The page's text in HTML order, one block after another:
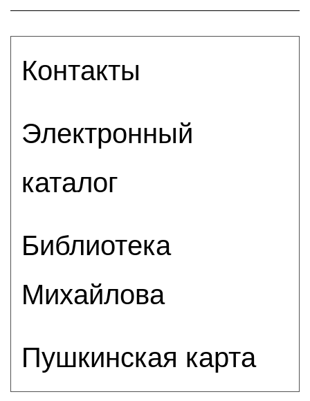
Контакты
Электронный
каталог
Библиотека
Михайлова
Пушкинская карта